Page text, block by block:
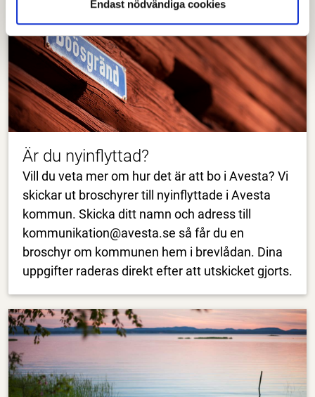
Endast nödvändiga cookies
Är du nyinflyttad?
Vill du veta mer om hur det är att bo i Avesta? Vi
skickar ut broschyrer till nyinflyttade i Avesta
kommun. Skicka ditt namn och adress till
kommunikation@avesta.se så får du en
broschyr om kommunen hem i brevlådan. Dina
uppgifter raderas direkt efter att utskicket gjorts.